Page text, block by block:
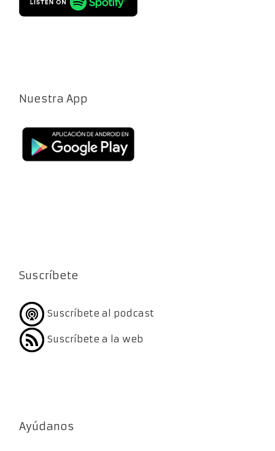
Nuestra App
Suscríbete
Suscríbete al podcast
Suscríbete a la web
Ayúdanos